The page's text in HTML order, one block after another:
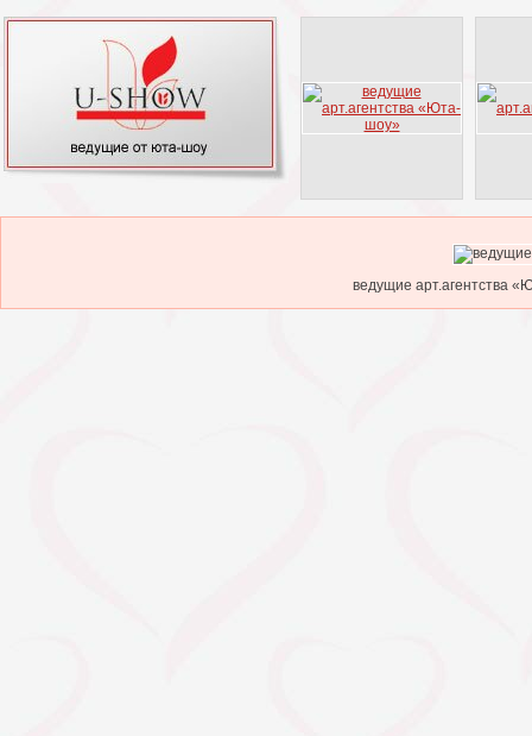
ведущие арт.агентства